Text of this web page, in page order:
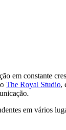
em constante
The Royal Studio,
em vários